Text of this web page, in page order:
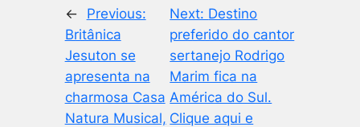
←
Previous:
Britânica
Jesuton se
apresenta na
charmosa Casa
Natura Musical,
Next: Destino
preferido do cantor
sertanejo Rodrigo
Marim fica na
América do Sul.
Clique aqui e